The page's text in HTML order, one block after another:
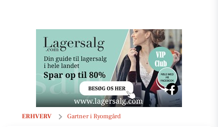
ERHVERV Gartner i Ryomgård
Djurs Multiservice